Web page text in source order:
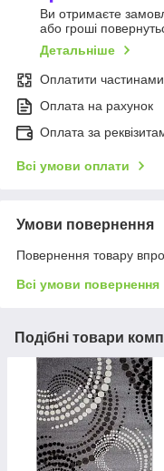
Ви отримаєте
або гроші
Детальніше
Оплатити частинами
Оплата на рахунок
Оплата за
Всі умови оплати
Умови повернення
Повернення товару
Всі умови повернення
Подібні товари